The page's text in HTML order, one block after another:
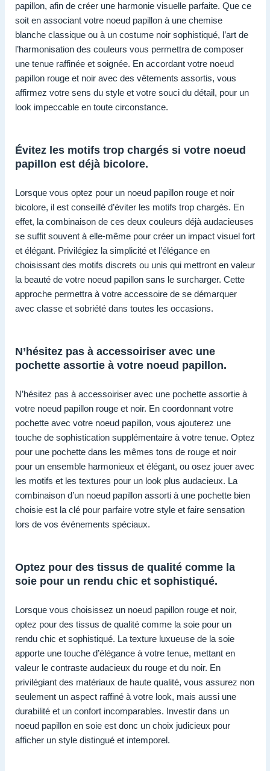
papillon, afin de créer une harmonie visuelle parfaite. Que ce
soit en associant votre noeud papillon à une chemise
blanche classique ou à un costume noir sophistiqué, l’art de
l’harmonisation des couleurs vous permettra de composer
une tenue raffinée et soignée. En accordant votre noeud
papillon rouge et noir avec des vêtements assortis, vous
affirmez votre sens du style et votre souci du détail, pour un
look impeccable en toute circonstance.
Évitez les motifs trop chargés si votre noeud
papillon est déjà bicolore.
Lorsque vous optez pour un noeud papillon rouge et noir
bicolore, il est conseillé d’éviter les motifs trop chargés. En
effet, la combinaison de ces deux couleurs déjà audacieuses
se suffit souvent à elle-même pour créer un impact visuel fort
et élégant. Privilégiez la simplicité et l’élégance en
choisissant des motifs discrets ou unis qui mettront en valeur
la beauté de votre noeud papillon sans le surcharger. Cette
approche permettra à votre accessoire de se démarquer
avec classe et sobriété dans toutes les occasions.
N’hésitez pas à accessoiriser avec une
pochette assortie à votre noeud papillon.
N’hésitez pas à accessoiriser avec une pochette assortie à
votre noeud papillon rouge et noir. En coordonnant votre
pochette avec votre noeud papillon, vous ajouterez une
touche de sophistication supplémentaire à votre tenue. Optez
pour une pochette dans les mêmes tons de rouge et noir
pour un ensemble harmonieux et élégant, ou osez jouer avec
les motifs et les textures pour un look plus audacieux. La
combinaison d’un noeud papillon assorti à une pochette bien
choisie est la clé pour parfaire votre style et faire sensation
lors de vos événements spéciaux.
Optez pour des tissus de qualité comme la
soie pour un rendu chic et sophistiqué.
Lorsque vous choisissez un noeud papillon rouge et noir,
optez pour des tissus de qualité comme la soie pour un
rendu chic et sophistiqué. La texture luxueuse de la soie
apporte une touche d’élégance à votre tenue, mettant en
valeur le contraste audacieux du rouge et du noir. En
privilégiant des matériaux de haute qualité, vous assurez non
seulement un aspect raffiné à votre look, mais aussi une
durabilité et un confort incomparables. Investir dans un
noeud papillon en soie est donc un choix judicieux pour
afficher un style distingué et intemporel.